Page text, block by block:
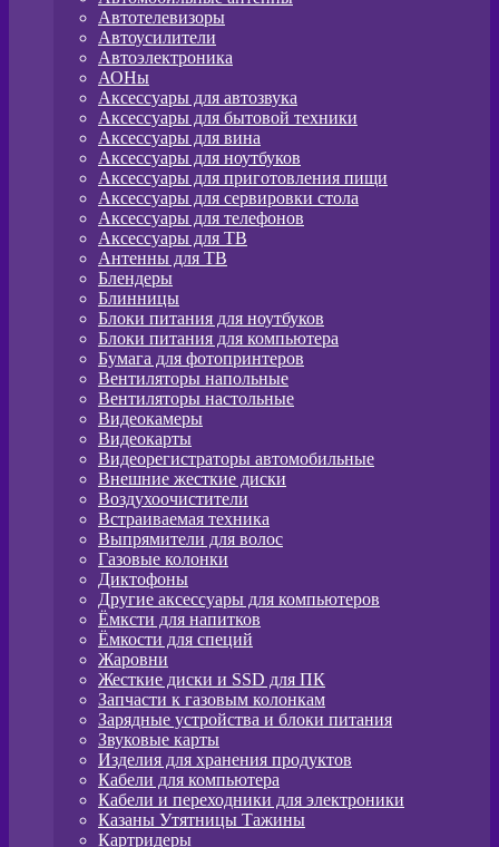
Автотелевизоры
Автоусилители
Автоэлектроника
АОНы
Аксессуары для автозвука
Аксессуары для бытовой техники
Аксессуары для вина
Аксессуары для ноутбуков
Аксессуары для приготовления пищи
Аксессуары для сервировки стола
Аксессуары для телефонов
Аксессуары для ТВ
Антенны для ТВ
Блендеры
Блинницы
Блоки питания для ноутбуков
Блоки питания для компьютера
Бумага для фотопринтеров
Вентиляторы напольные
Вентиляторы настольные
Видеокамеры
Видеокарты
Видеорегистраторы автомобильные
Внешние жесткие диски
Воздухоочистители
Встраиваемая техника
Выпрямители для волос
Газовые колонки
Диктофоны
Другие аксессуары для компьютеров
Ёмксти для напитков
Ёмкости для специй
Жаровни
Жесткие диски и SSD для ПК
Запчасти к газовым колонкам
Зарядные устройства и блоки питания
Звуковые карты
Изделия для хранения продуктов
Кабели для компьютера
Кабели и переходники для электроники
Казаны Утятницы Тажины
Картридеры